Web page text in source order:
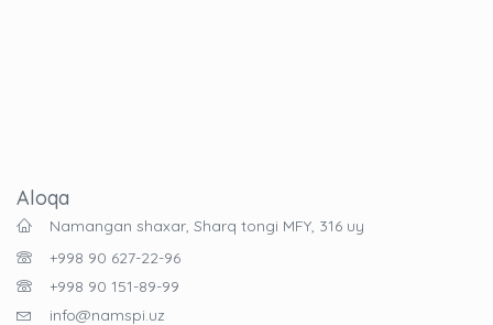
Aloqa
Namangan shaxar, Sharq tongi MFY, 316 uy
+998 90 627-22-96
+998 90 151-89-99
info@namspi.uz